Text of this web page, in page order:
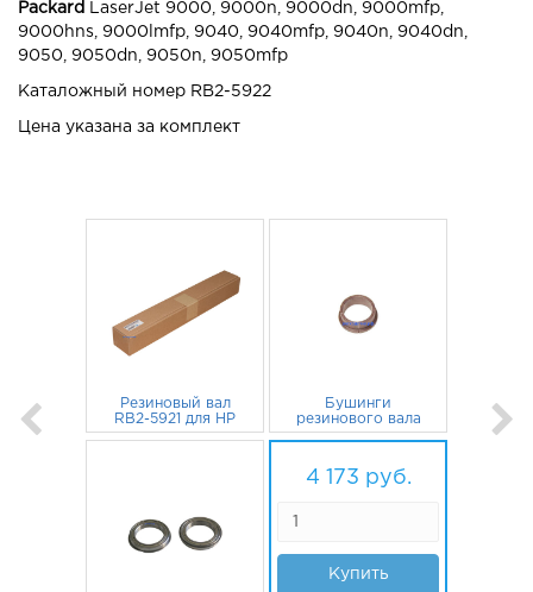
Packard
LaserJet 9000, 9000n, 9000dn, 9000mfp,
9000hns, 9000lmfp, 9040, 9040mfp, 9040n, 9040dn,
9050, 9050dn, 9050n, 9050mfp
Каталожный номер RB2-5922
Цена указана за комплект
Резиновый вал
RB2-5921 для HP
LaserJet 9000,
Бушинги
резинового вала
RB2-5922 для HP
9040dn, 9050dn,
4 173 руб.
Купить